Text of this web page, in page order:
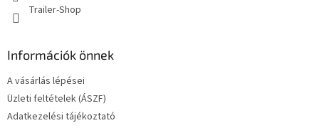
Trailer-Shop
Információk önnek
A vásárlás lépései
Üzleti feltételek (ÁSZF)
Adatkezelési tájékoztató